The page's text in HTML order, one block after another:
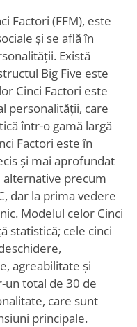
Factori (FFM), este
și se află în
Există
Big Five este
Cinci Factori este
personalității, care
într-o gamă largă
Factori este în
și mai aprofundat
precum
dar la prima vedere
Modelul celor Cinci
statistică; cele cinci
agreabilitate și
total de 30 de
care sunt
principale.